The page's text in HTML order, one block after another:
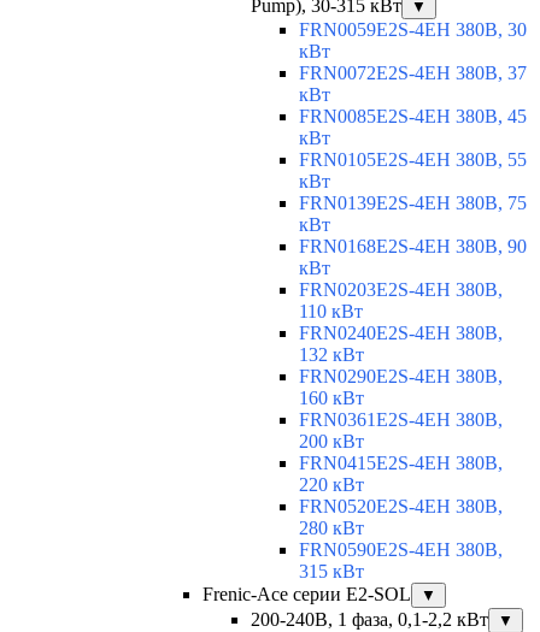
Pump), 30-315 кВт
▼
FRN0059E2S-4EH 380В, 30
кВт
FRN0072E2S-4EH 380В, 37
кВт
FRN0085E2S-4EH 380В, 45
кВт
FRN0105E2S-4EH 380В, 55
кВт
FRN0139E2S-4EH 380В, 75
кВт
FRN0168E2S-4EH 380В, 90
кВт
FRN0203E2S-4EH 380В,
110 кВт
FRN0240E2S-4EH 380В,
132 кВт
FRN0290E2S-4EH 380В,
160 кВт
FRN0361E2S-4EH 380В,
200 кВт
FRN0415E2S-4EH 380В,
220 кВт
FRN0520E2S-4EH 380В,
280 кВт
FRN0590E2S-4EH 380В,
315 кВт
Frenic-Ace серии E2-SOL
▼
200-240В, 1 фаза, 0,1-2,2 кВт ▼